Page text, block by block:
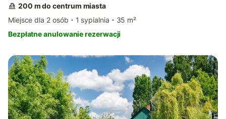
200 m do centrum miasta
Miejsce dla 2 osób
1 sypialnia
35 m²
Bezpłatne anulowanie rezerwacji